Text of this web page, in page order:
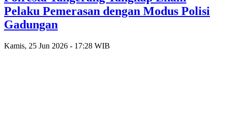
Pelaku Pemerasan dengan Modus Polisi
Gadungan
Kamis, 25 Jun 2026 - 17:28 WIB